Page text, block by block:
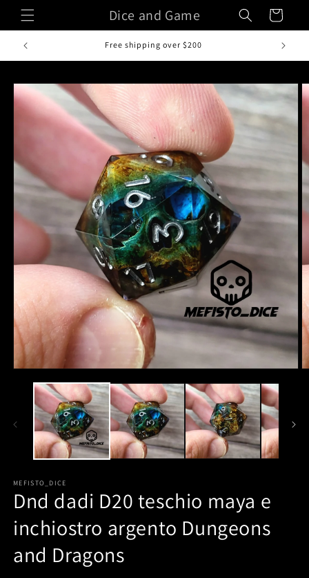
direttamente
ai contenuti
Dice and Game Carrello
Fatto a mano in Italia
Passa alle
informazioni
sul prodotto
MEFISTO_DICE
Dnd dadi D20 teschio maya e
inchiostro argento Dungeons
and Dragons